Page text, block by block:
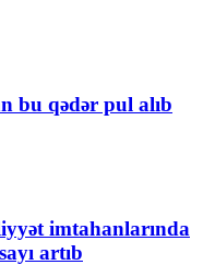
bu qədər pul alıb
imtahanlarında
artıb